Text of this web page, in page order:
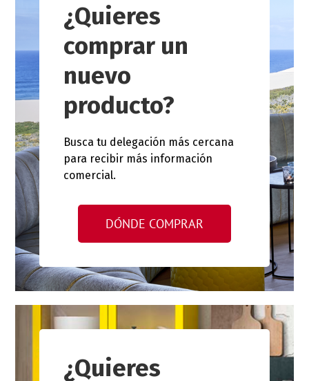
¿Quieres
comprar un
nuevo
producto?
Busca tu delegación más cercana
para recibir más información
comercial.
DÓNDE COMPRAR
¿Quieres